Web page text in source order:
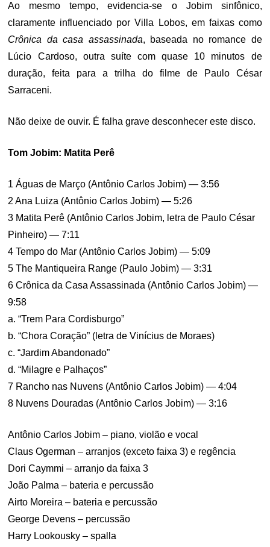
Ao mesmo tempo, evidencia-se o Jobim sinfônico,
claramente influenciado por Villa Lobos, em faixas como
Crônica da casa assassinada, baseada no romance de
Lúcio Cardoso, outra suíte com quase 10 minutos de
duração, feita para a trilha do filme de Paulo César
Sarraceni.
Não deixe de ouvir. É falha grave desconhecer este disco.
Tom Jobim: Matita Perê
1 Águas de Março (Antônio Carlos Jobim) — 3:56
2 Ana Luiza (Antônio Carlos Jobim) — 5:26
3 Matita Perê (Antônio Carlos Jobim, letra de Paulo César
Pinheiro) — 7:11
4 Tempo do Mar (Antônio Carlos Jobim) — 5:09
5 The Mantiqueira Range (Paulo Jobim) — 3:31
6 Crônica da Casa Assassinada (Antônio Carlos Jobim) —
9:58
a. “Trem Para Cordisburgo”
b. “Chora Coração” (letra de Vinícius de Moraes)
c. “Jardim Abandonado”
d. “Milagre e Palhaços”
7 Rancho nas Nuvens (Antônio Carlos Jobim) — 4:04
8 Nuvens Douradas (Antônio Carlos Jobim) — 3:16
Antônio Carlos Jobim – piano, violão e vocal
Claus Ogerman – arranjos (exceto faixa 3) e regência
Dori Caymmi – arranjo da faixa 3
João Palma – bateria e percussão
Airto Moreira – bateria e percussão
George Devens – percussão
Harry Lookousky – spalla